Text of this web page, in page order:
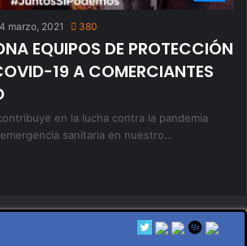
marzo, 2021 380
EQUIPOS DE PROTECCIÓN
19 A COMERCIANTES
en la lucha contra la pandemia
sanitaria en nuestro…